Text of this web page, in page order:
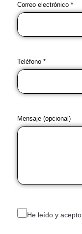
Correo electrónico *
Teléfono *
Mensaje (opcional)
He leído y